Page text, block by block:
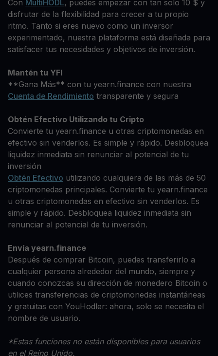
Con MultiHODL, puedes empezar con tan solo 10 $ y
disfrutar de la flexibilidad para crecer a tu propio
ritmo. Tanto si eres nuevo como un inversor
experimentado, nuestra plataforma está diseñada para
satisfacer tus necesidades y objetivos de inversión.
Mantén tu YFI
**Gana Más** con tu yearn.finance con nuestra
Cuenta de Rendimiento transparente y segura
Obtén Efectivo Utilizando tu Cripto
Convierte tu yearn.finance u otras criptomonedas en
efectivo sin venderlos. Es simple y rápido. Desbloquea
liquidez inmediata sin renunciar al potencial de tu
inversión
Obtén Efectivo utilizando cualquiera de las más de 50
criptomonedas principales. Convierte tu yearn.finance
u otras criptomonedas en efectivo sin venderlos. Es
simple y rápido. Desbloquea liquidez inmediata sin
renunciar al potencial de tu inversión.
Envía yearn.finance
Después de comprar Bitcoin, puedes transferirlo a
cualquier persona alrededor del mundo, siempre y
cuando conozcas su dirección de monedero Bitcoin o
utilices transferencias de criptomonedas instantáneas
y gratuitas con YouHodler: ahora, solo se necesita el
nombre de usuario.
*Estas funciones no están disponibles para usuarios
en el Reino Unido.